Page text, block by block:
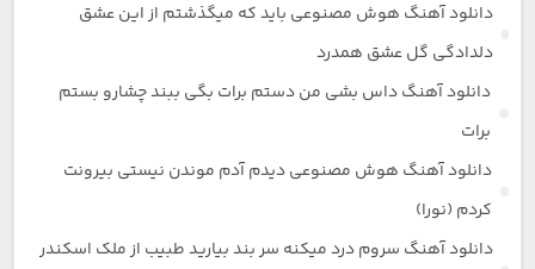
دانلود آهنگ هوش مصنوعی باید که میگذشتم از این عشق
دلدادگی گل عشق همدرد
دانلود آهنگ داس بشی من دستم برات بگی ببند چشارو بستم
برات
دانلود آهنگ هوش مصنوعی دیدم آدم موندن نیستی بیرونت
کردم (نورا)
دانلود آهنگ سروم درد میکنه سر بند بیارید طبیب از ملک اسکندر